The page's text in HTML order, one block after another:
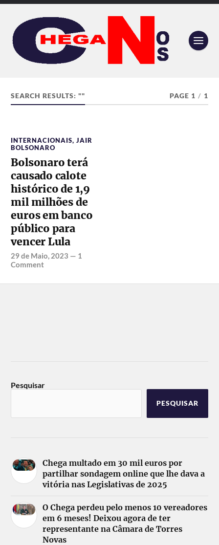
SEARCH RESULTS: "" PAGE 1 / 1
INTERNACIONAIS,JAIR
BOLSONARO
Bolsonaro terá
causado calote
histórico de 1,9
mil milhões de
euros em banco
público para
vencer Lula
29 de Maio, 2023 — 1
Comment
Pesquisar
PESQUISAR
Chega multado em 30 mil euros por
partilhar sondagem online que lhe dava a
vitória nas Legislativas de 2025
O Chega perdeu pelo menos 10 vereadores
em 6 meses! Deixou agora de ter
representante na Câmara de Torres
Novas